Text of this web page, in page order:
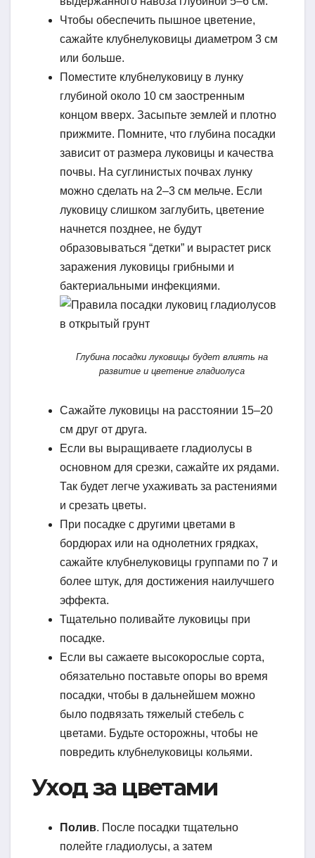
Чтобы обеспечить пышное цветение,
сажайте клубнелуковицы диаметром 3 см
или больше.
Поместите клубнелуковицу в лунку
глубиной около 10 см заостренным
концом вверх. Засыпьте землей и плотно
прижмите. Помните, что глубина посадки
зависит от размера луковицы и качества
почвы. На суглинистых почвах лунку
можно сделать на 2–3 см мельче. Если
луковицу слишком заглубить, цветение
начнется позднее, не будут
образовываться “детки” и вырастет риск
заражения луковицы грибными и
бактериальными инфекциями.
Глубина посадки луковицы будет влиять на
развитие и цветение гладиолуса
Сажайте луковицы на расстоянии 15–20
см друг от друга.
Если вы выращиваете гладиолусы в
основном для срезки, сажайте их рядами.
Так будет легче ухаживать за растениями
и срезать цветы.
При посадке с другими цветами в
бордюрах или на однолетних грядках,
сажайте клубнелуковицы группами по 7 и
более штук, для достижения наилучшего
эффекта.
Тщательно поливайте луковицы при
посадке.
Если вы сажаете высокорослые сорта,
обязательно поставьте опоры во время
посадки, чтобы в дальнейшем можно
было подвязать тяжелый стебель с
цветами. Будьте осторожны, чтобы не
повредить клубнелуковицы кольями.
Уход за цветами
Полив. После посадки тщательно
полейте гладиолусы, а затем